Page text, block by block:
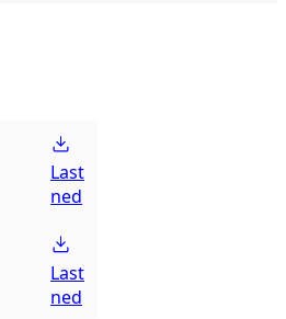
Last
ned
Last
ned